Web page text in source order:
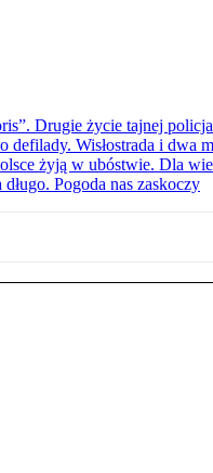
Drugie życie tajnej
defilady. Wisłostrada i dwa
żyją w ubóstwie. Dla
Pogoda nas zaskoczy